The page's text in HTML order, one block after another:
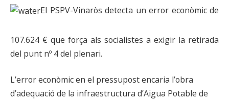
El PSPV-Vinaròs detecta un error econòmic de
107.624 € que força als socialistes a exigir la retirada
del punt nº 4 del plenari.
L’error econòmic en el pressupost encaria l’obra
d’adequació de la infraestructura d’Aigua Potable de